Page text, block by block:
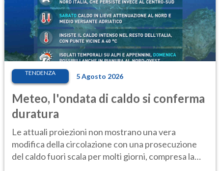
TENDENZA 5 Agosto 2026
Meteo, l'ondata di caldo si conferma
duratura
Le attuali proiezioni non mostrano una vera
modifica della circolazione con una prosecuzione
del caldo fuori scala per molti giorni, compresa la